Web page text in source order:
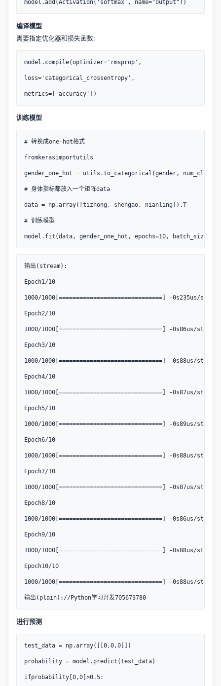
model.add(Activation('softmax', name="output"))
编译模型
需要指定优化器和损失函数:
model.compile(optimizer='rmsprop',
loss='categorical_crossentropy',
metrics=['accuracy'])
训练模型
# 转换成one-hot格式
fromkerasimportutils
gender_one_hot = utils.to_categorical(gender,
# 身体指标都放入一个矩阵data
data = np.array([tizhong, shengao, nianling]).T
# 训练模型
model.fit(data, gender_one_hot, epochs=10, batch_size=8)
输出(stream):
Epoch1/10
1000/1000[==============================] -0s235us/
Epoch2/10
1000/1000[==============================] -0s86us/
Epoch3/10
1000/1000[==============================] -0s88us/
Epoch4/10
1000/1000[==============================] -0s87us/
Epoch5/10
1000/1000[==============================] -0s89us/
Epoch6/10
1000/1000[==============================] -0s88us/
Epoch7/10
1000/1000[==============================] -0s87us/
Epoch8/10
1000/1000[==============================] -0s86us/
Epoch9/10
1000/1000[==============================] -0s88us/
Epoch10/10
1000/1000[==============================] -0s88us/
输出(plain)://Python学习开发705673780
进行预测
test_data = np.array([[0,0,0]])
probability = model.predict(test_data)
ifprobability[0,0]>0.5: